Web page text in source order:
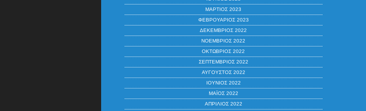
ΜΆΡΤΙΟΣ 2023
ΦΕΒΡΟΥΆΡΙΟΣ 2023
ΔΕΚΈΜΒΡΙΟΣ 2022
ΝΟΈΜΒΡΙΟΣ 2022
ΟΚΤΏΒΡΙΟΣ 2022
ΣΕΠΤΈΜΒΡΙΟΣ 2022
ΑΎΓΟΥΣΤΟΣ 2022
ΙΟΎΝΙΟΣ 2022
ΜΆΙΟΣ 2022
ΑΠΡΊΛΙΟΣ 2022